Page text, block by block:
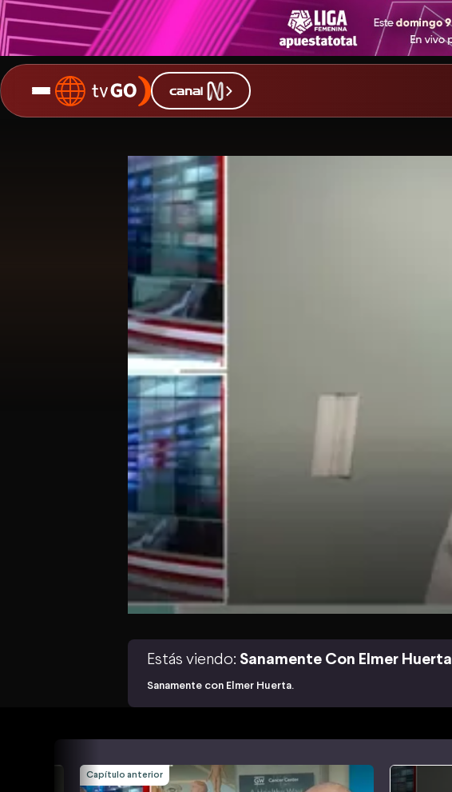
Estás viendo: Sanamente Con Elmer Huerta
Sanamente con Elmer Huerta.
Capítulo anterior